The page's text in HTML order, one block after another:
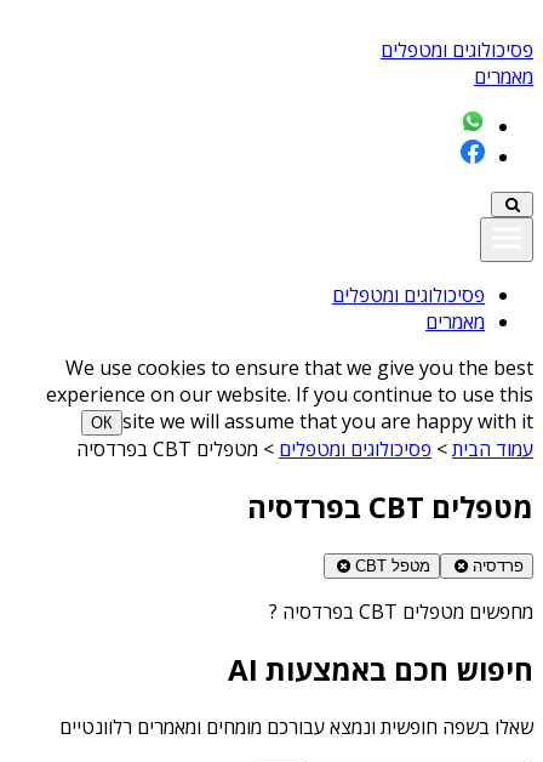
פסיכולוגים ומטפלים
מאמרים
פסיכולוגים ומטפלים
מאמרים
We use cookies to ensure that we give you the best
experience on our website. If you continue to use this
site we will assume that you are happy with it
ОК
עמוד הבית> פסיכולוגים ומטפלים > מטפלים CBT בפרדסיה
מטפלים CBT בפרדסיה
פרדסיה מטפל CBT
מחפשים מטפלים CBT בפרדסיה ?
חיפוש חכם באמצעות AI
שאלו בשפה חופשית ונמצא עבורכם מומחים ומאמרים רלוונטיים